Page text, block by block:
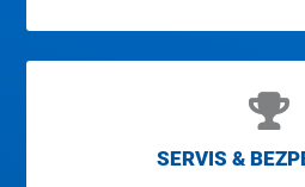
SERVIS &